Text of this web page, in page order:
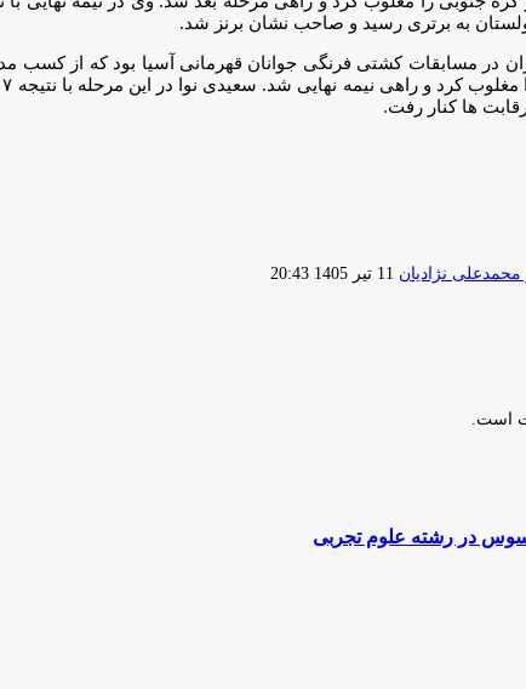
ها کنار رفت.
نژادیان ارسال
11 تیر 1405 20:43
است.
در رشته علوم تجربی